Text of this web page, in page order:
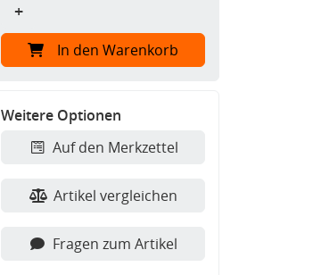
+
In den Warenkorb
Weitere Optionen
Auf den Merkzettel
Artikel vergleichen
Fragen zum Artikel